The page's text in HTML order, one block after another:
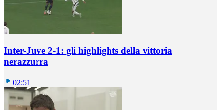
Inter-Juve 2-1: gli highlights della vittoria
nerazzurra
02:51